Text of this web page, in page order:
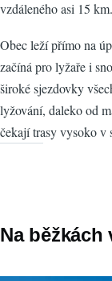
vzdáleného asi 15 km.
Obec leží přímo na
začíná pro lyžaře i
široké sjezdovky
lyžování, daleko od
čekají trasy vysoko v
Na